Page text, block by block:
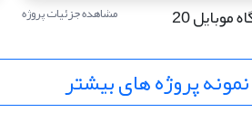
موبایل 20 مشاهده جزئیات پروژه
نمونه پروژه های بیشتر